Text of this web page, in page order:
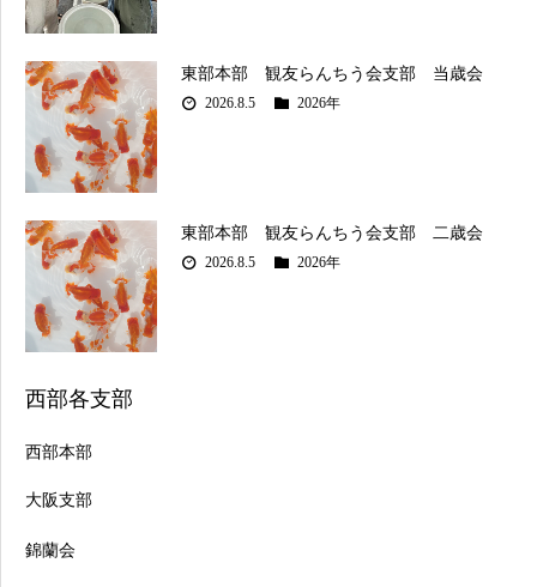
東部本部 観友らんちう会支部 当歳会
2026.8.5 2026年
東部本部 観友らんちう会支部 二歳会
2026.8.5 2026年
西部各支部
西部本部
大阪支部
錦蘭会